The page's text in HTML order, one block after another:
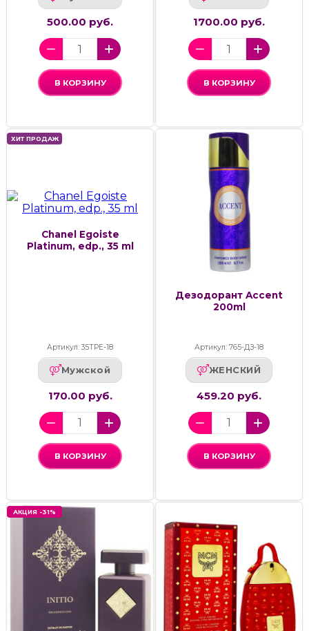
500.00 руб.
В КОРЗИНУ
1700.00 руб.
В КОРЗИНУ
ХИТ ПРОДАЖ
Chanel Egoiste
Platinum, edp., 35 ml
Артикул: 35ТРЕ-18
Мужской
170.00 руб.
В КОРЗИНУ
Дезодорант Accent
200ml
Артикул: 765-ДЗ-18
ЖЕНСКИЙ
459.20 руб.
В КОРЗИНУ
АКЦИЯ -31%